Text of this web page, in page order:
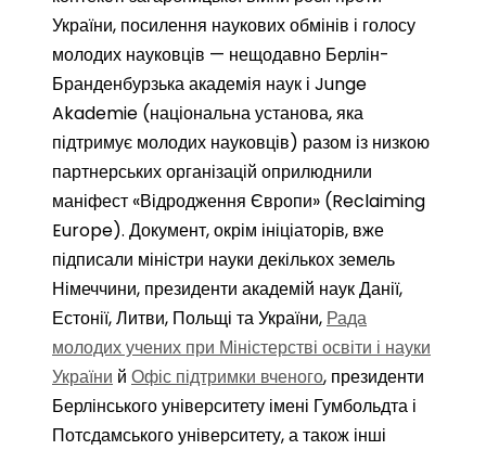
України, посилення наукових обмінів і голосу
молодих науковців — нещодавно Берлін-
Бранденбурзька академія наук і Junge
Akademie (національна установа, яка
підтримує молодих науковців) разом із низкою
партнерських організацій оприлюднили
маніфест «Відродження Європи» (Reclaiming
Europe). Документ, окрім ініціаторів, вже
підписали міністри науки декількох земель
Німеччини, президенти академій наук Данії,
Естонії, Литви, Польщі та України, Рада
молодих учених при Міністерстві освіти і науки
України й Офіс підтримки вченого, президенти
Берлінського університету імені Гумбольдта і
Потсдамського університету, а також інші